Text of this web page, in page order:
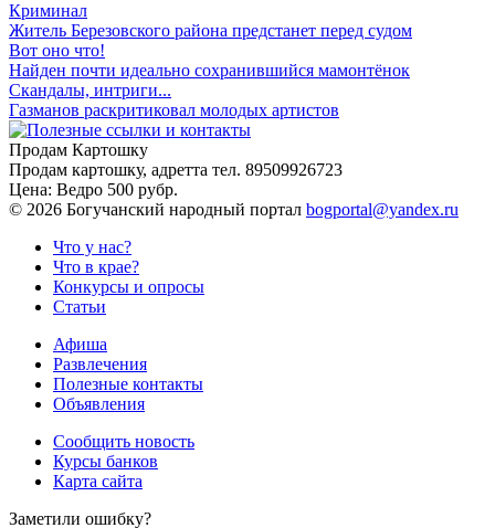
Криминал
Житель Березовского района предстанет перед судом
Вот оно что!
Найден почти идеально сохранившийся мамонтёнок
Скандалы, интриги...
Газманов раскритиковал молодых артистов
Продам Картошку
Продам картошку, адретта тел. 89509926723
Цена: Ведро 500 рубр.
© 2026 Богучанский народный портал bogportal@yandex.ru
Что у нас?
Что в крае?
Конкурсы и опросы
Статьи
Афиша
Развлечения
Полезные контакты
Объявления
Сообщить новость
Курсы банков
Карта сайта
Заметили ошибку?